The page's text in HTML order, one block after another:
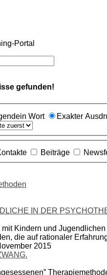
Portal
gefunden!
Wort
Exakter
Beiträge
IN DER
Kindern und
, die auf rationaler
2015